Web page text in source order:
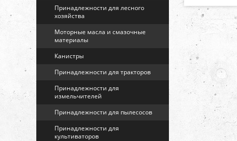
Принадлежности для лесного
хозяйства
Моторные масла и смазочные
материалы
Канистры
Принадлежности для тракторов
Принадлежности для
измельчителей
Принадлежности для пылесосов
Принадлежности для
культиваторов